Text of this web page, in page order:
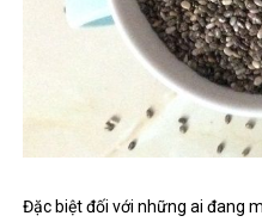
Đặc biệt đối với những ai đang